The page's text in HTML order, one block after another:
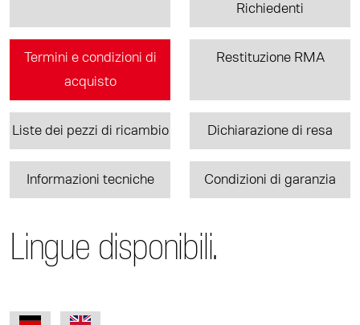
Richiedenti
Termini e condizioni di
acquisto
Restituzione RMA
Liste dei pezzi di ricambio Dichiarazione di resa
Informazioni tecniche Condizioni di garanzia
Lingue disponibili.